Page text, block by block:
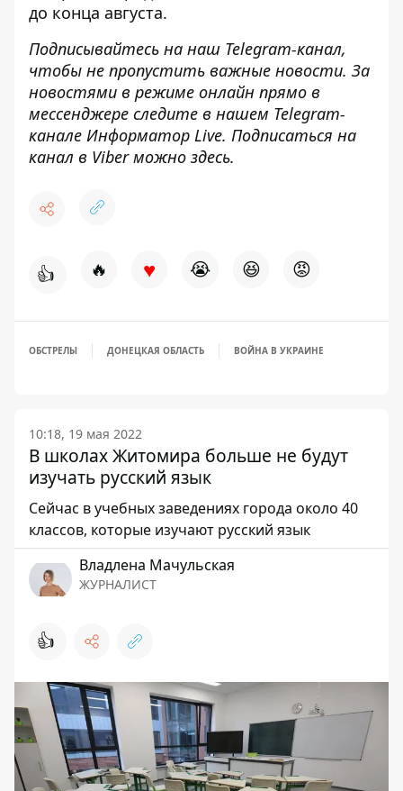
до конца августа.
Подписывайтесь на наш Telegram-канал,
чтобы не пропустить важные новости. За
новостями в режиме онлайн прямо в
мессенджере следите в нашем Telegram-
канале Информатор Live. Подписаться на
канал в Viber можно здесь.
👍 🔥 ♥ 😭 😆 😡
ОБСТРЕЛЫ ДОНЕЦКАЯ ОБЛАСТЬ ВОЙНА В УКРАИНЕ
10:18, 19 мая 2022
В школах Житомира больше не будут
изучать русский язык
Сейчас в учебных заведениях города около 40
классов, которые изучают русский язык
Владлена Мачульская
ЖУРНАЛИСТ
👍